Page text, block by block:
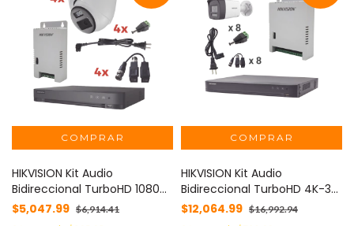
HIKVISION Kit Audio
Bidireccional TurboHD 1080p
/ DVR 4 Canales / 4
Cámaras Eyeball (Exterior)
$5,047.99 $6,914.41
HIKVISION Kit Audio
Bidireccional TurboHD 4K-3K
/ DVR 8 Canales 4K / 8
Cámaras Bala (Exterior) con
$12,064.99 $16,992.94